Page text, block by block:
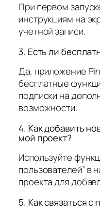
При первом
инструкциям на
учетной записи.
3. Есть ли
Да, приложение
бесплатные
подписки на
возможности.
4. Как добавить
мой проект?
Используйте
пользователей” в
проекта для
5. Как связаться